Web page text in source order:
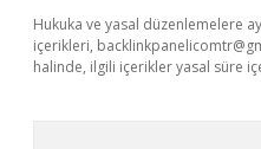
Hukuka ve yasal düzenlemelere
içerikleri,
halinde, ilgili içerikler yasal süre